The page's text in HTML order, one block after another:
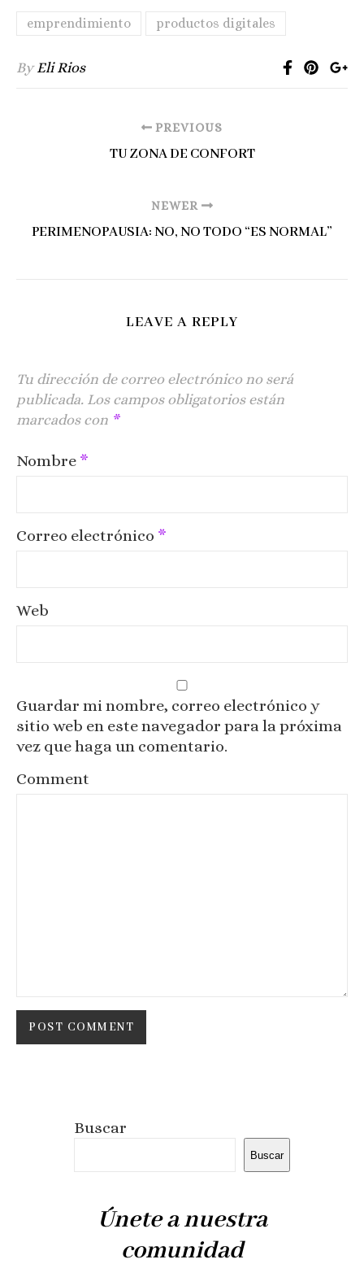
emprendimiento productos digitales
ByEli Rios
PREVIOUS
TU ZONA DE CONFORT
NEWER
PERIMENOPAUSIA: NO, NO TODO “ES NORMAL”
LEAVE A REPLY
Tu dirección de correo electrónico no será
publicada. Los campos obligatorios están
marcados con *
Nombre *
Correo electrónico *
Web
Guardar mi nombre, correo electrónico y
sitio web en este navegador para la próxima
vez que haga un comentario.
Comment
Buscar
Buscar
Únete a nuestra
comunidad